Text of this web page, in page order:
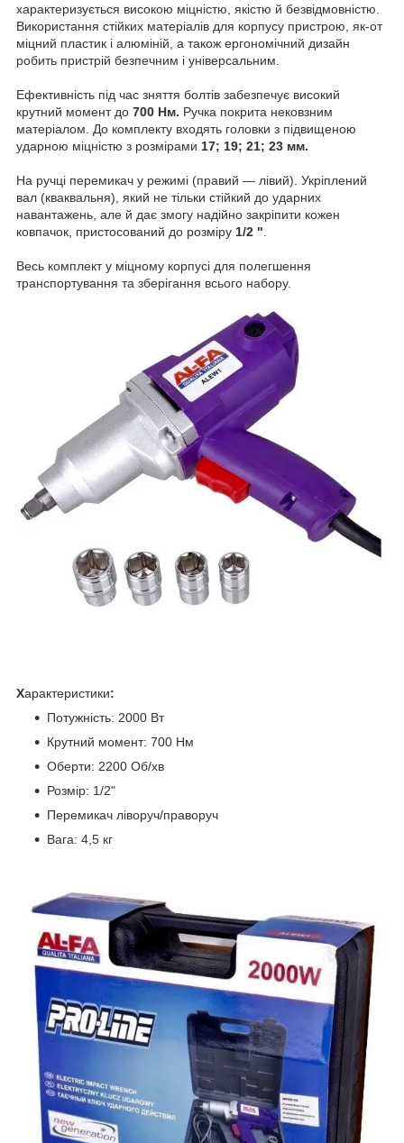
характеризується високою міцністю, якістю й безвідмовністю.
Використання стійких матеріалів для корпусу пристрою, як-от
міцний пластик і алюміній, а також ергономічний дизайн
робить пристрій безпечним і універсальним.
Ефективність під час зняття болтів забезпечує високий
крутний момент до 700 Нм. Ручка покрита нековзним
матеріалом. До комплекту входять головки з підвищеною
ударною міцністю з розмірами 17; 19; 21; 23 мм.
На ручці перемикач у режимі (правий — лівий). Укріплений
вал (кваквальня), який не тільки стійкий до ударних
навантажень, але й дає змогу надійно закріпити кожен
ковпачок, пристосований до розміру 1/2 "
Весь комплект у міцному корпусі для полегшення
транспортування та зберігання всього набору.
Характеристики:
Потужність: 2000 Вт
Крутний момент: 700 Нм
Оберти: 2200 Об/хв
Розмір: 1/2"
Перемикач ліворуч/праворуч
Вага: 4,5 кг